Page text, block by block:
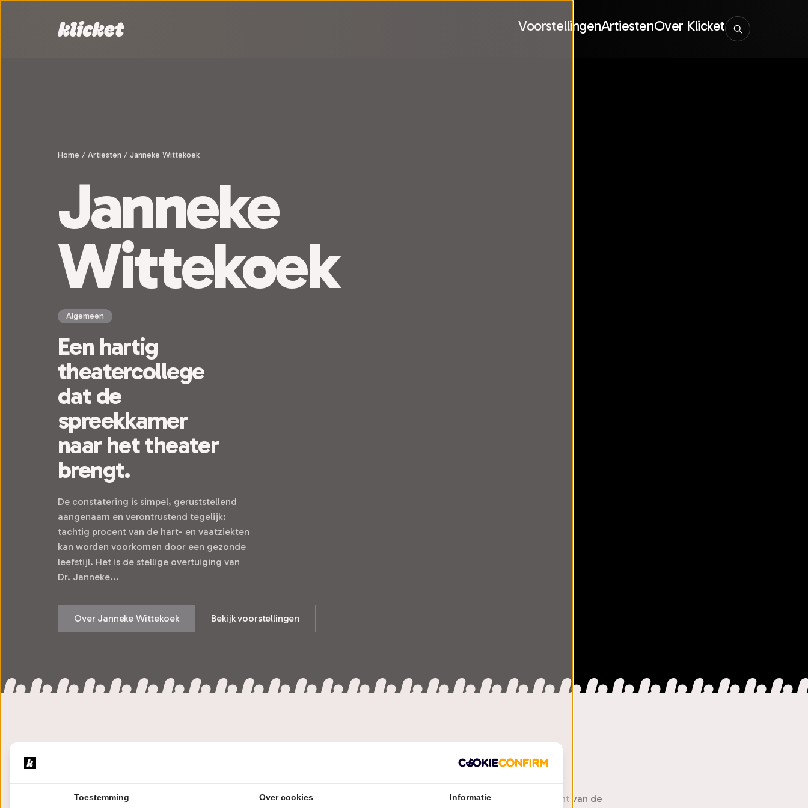
VoorstellingenArtiestenOver Klicket
Home / Artiesten / Janneke Wittekoek
Janneke
Wittekoek
Algemeen
Een hartig
theatercollege
dat de
spreekkamer
naar het theater
brengt.
De constatering is simpel, geruststellend
aangenaam en verontrustend tegelijk:
tachtig procent van de hart- en vaatziekten
kan worden voorkomen door een gezonde
leefstijl. Het is de stellige overtuiging van
Dr. Janneke...
Over Janneke Wittekoek Bekijk voorstellingen
De constatering is simpel, geruststellend aangenaam en verontrustend tegelijk: tachtig procent van de
Toestemming Over cookies Informatie